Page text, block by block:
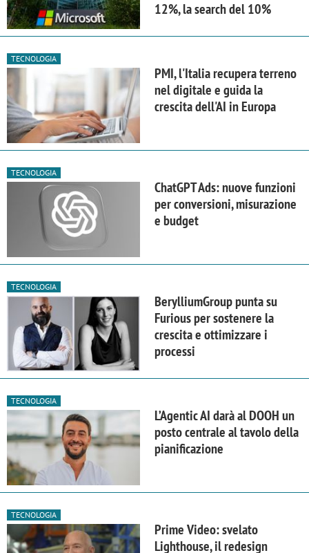
12%, la search del 10%
TECNOLOGIA
PMI, l'Italia recupera terreno
nel digitale e guida la
crescita dell'AI in Europa
TECNOLOGIA
ChatGPT Ads: nuove funzioni
per conversioni, misurazione
e budget
TECNOLOGIA
BerylliumGroup punta su
Furious per sostenere la
crescita e ottimizzare i
processi
TECNOLOGIA
L’Agentic AI darà al DOOH un
posto centrale al tavolo della
pianificazione
TECNOLOGIA
Prime Video: svelato
Lighthouse, il redesign